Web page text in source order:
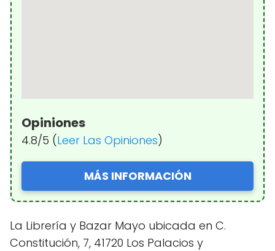
Opiniones
4.8/5 (Leer Las Opiniones)
MÁS INFORMACIÓN
La Librería y Bazar Mayo ubicada en C.
Constitución, 7, 41720 Los Palacios y